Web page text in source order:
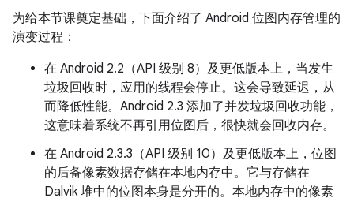
为给本节课奠定基础，下面介绍了 Android 位图内存管理的
演变过程：
在 Android 2.2（API 级别 8）及更低版本上，当发生
垃圾回收时，应用的线程会停止。这会导致延迟，从
而降低性能。Android 2.3 添加了并发垃圾回收功能，
这意味着系统不再引用位图后，很快就会回收内存。
在 Android 2.3.3（API 级别 10）及更低版本上，位图
的后备像素数据存储在本地内存中。它与存储在
Dalvik 堆中的位图本身是分开的。本地内存中的像素